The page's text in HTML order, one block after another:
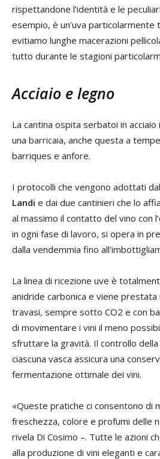
rispettandone l’identità e le
esempio, è un’uva particolarmente
evitiamo lunghe macerazioni
tutto durante le stagioni
Acciaio e legno
La cantina ospita serbatoi in
una barricaia, anche questa a
barriques e anfore.
I protocolli che vengono adottati
Landi e dai due cantinieri che lo
al massimo il contatto del vino con
in ogni fase di lavoro, si opera in
dalla vendemmia fino
La linea di ricezione uve è
anidride carbonica e viene
travasi, sempre sotto CO2 e con
di movimentare i vini il meno
sfruttare la gravità. Il controllo
ciascuna vasca assicura una
fermentazione ottimale dei vini.
«Queste pratiche ci consentono di
freschezza, colore e profumi delle
rivela Di Cosimo –. Tutte le azioni
alla produzione di vini eleganti e